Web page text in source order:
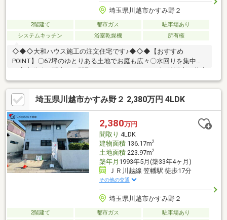
埼玉県川越市かすみ野２
2階建て 都市ガス
駐車場あり
システムキッチン
浴室乾燥機 所有権
◇◆◇大和ハウス施工の注文住宅です♪◆◇◆【おすすめ
POINT】〇67坪のゆとりある土地でお庭も広々〇水回りを集中し
間仕切り可能な仕様です！もちろん広々お部屋として使うことも
可能♪〇二世帯住宅としてもオススメ〇小学校まで徒歩5分とお子
様の通学も安心です！資金計画や住宅ローン審査などのじっくり
相談や、現地集合現地解散のサクッと見学などご希望に合わせた
ご案内が可能です！価格相談・ヤマダポイント・家具家電特別割
引などお得な情報盛りだくさん♪
埼玉県川越市かすみ野２ 2,380万円 4LDK
2,380万円
間取り 4LDK
建物面積136.17m2
土地面積223.97m2
築年月 1993年5月(築33年4ヶ月)
ＪＲ川越線 笠幡駅 徒歩17分
その他の交通
埼玉県川越市かすみ野２
2階建て 都市ガス
駐車場あり